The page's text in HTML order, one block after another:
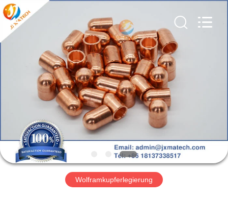
HAUS
PRODUKTE
ÜBER
UNS
FABRIK-
AUSFLUG
LTD.
All
Rights
Reserved.
Developed
ECER
Wolframkupferlegierung